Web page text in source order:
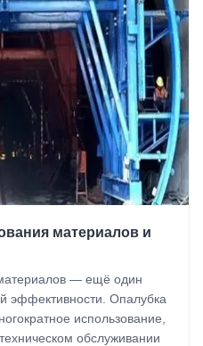
материалов и
— ещё один
эффективности. Опалубка
использование,
обслуживании